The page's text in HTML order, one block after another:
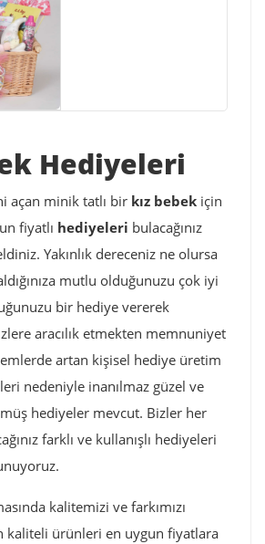
Hediyeleri
açan minik tatlı bir kız bebek için
fiyatlı hediyeleri bulacağınız
Yakınlık dereceniz ne olursa
mutlu olduğunuzu çok iyi
bir hediye vererek
aracılık etmekten memnuniyet
artan kişisel hediye üretim
nedeniyle inanılmaz güzel ve
hediyeler mevcut. Bizler her
farklı ve kullanışlı hediyeleri
kalitemizi ve farkımızı
kaliteli ürünleri en uygun fiyatlara